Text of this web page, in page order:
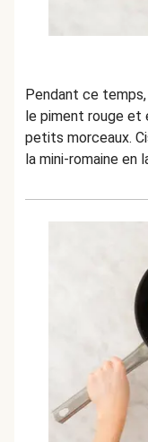
Pendant ce temps,
le piment rouge et
petits morceaux.
la mini-romaine en